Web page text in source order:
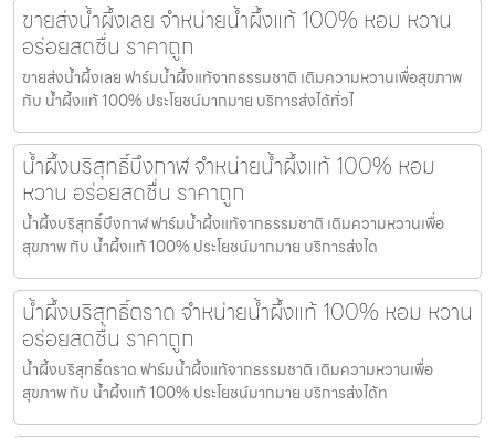
ขายส่งน้ำผึ้งเลย จำหน่ายน้ำผึ้งแท้ 100% หอม หวาน
อร่อยสดชื่น ราคาถูก
ขายส่งน้ำผึ้งเลย ฟาร์มน้ำผึ้งแท้จากธรรมชาติ เติมความหวานเพื่อสุขภาพ
กับ น้ำผึ้งแท้ 100% ประโยชน์มากมาย บริการส่งได้ทั่วไ
น้ำผึ้งบริสุทธิ์บึงกาฬ จำหน่ายน้ำผึ้งแท้ 100% หอม
หวาน อร่อยสดชื่น ราคาถูก
น้ำผึ้งบริสุทธิ์บึงกาฬ ฟาร์มน้ำผึ้งแท้จากธรรมชาติ เติมความหวานเพื่อ
สุขภาพ กับ น้ำผึ้งแท้ 100% ประโยชน์มากมาย บริการส่งได
น้ำผึ้งบริสุทธิ์ตราด จำหน่ายน้ำผึ้งแท้ 100% หอม หวาน
อร่อยสดชื่น ราคาถูก
น้ำผึ้งบริสุทธิ์ตราด ฟาร์มน้ำผึ้งแท้จากธรรมชาติ เติมความหวานเพื่อ
สุขภาพ กับ น้ำผึ้งแท้ 100% ประโยชน์มากมาย บริการส่งได้ท